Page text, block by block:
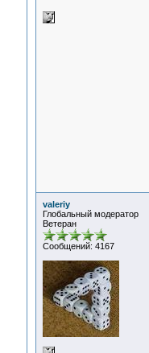
valeriy
Глобальный модератор
Ветеран
Сообщений: 4167